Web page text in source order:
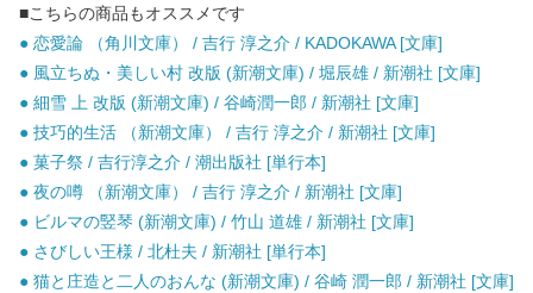
■こちらの商品もオススメです
● 恋愛論 （角川文庫） / 吉行 淳之介 / KADOKAWA [文庫]
● 風立ちぬ・美しい村 改版 (新潮文庫) / 堀辰雄 / 新潮社 [文庫]
● 細雪 上 改版 (新潮文庫) / 谷崎潤一郎 / 新潮社 [文庫]
● 技巧的生活 （新潮文庫） / 吉行 淳之介 / 新潮社 [文庫]
● 菓子祭 / 吉行淳之介 / 潮出版社 [単行本]
● 夜の噂 （新潮文庫） / 吉行 淳之介 / 新潮社 [文庫]
● ビルマの竪琴 (新潮文庫) / 竹山 道雄 / 新潮社 [文庫]
● さびしい王様 / 北杜夫 / 新潮社 [単行本]
● 猫と庄造と二人のおんな (新潮文庫) / 谷崎 潤一郎 / 新潮社 [文庫]